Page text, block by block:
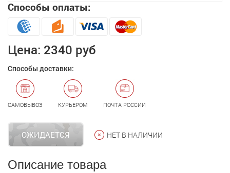
Способы оплаты:
Цена: 2340 руб
Способы доставки:
САМОВЫВОЗ КУРЬЕРОМ ПОЧТА РОССИИ
ОЖИДАЕТСЯ НЕТ В НАЛИЧИИ
Описание товара